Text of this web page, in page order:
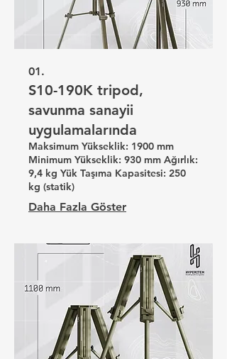
01.
S10-190K tripod,
savunma sanayii
uygulamalarında
Maksimum Yükseklik: 1900 mm
Minimum Yükseklik: 930 mm Ağırlık:
9,4 kg Yük Taşıma Kapasitesi: 250
kg (statik)
Daha Fazla Göster